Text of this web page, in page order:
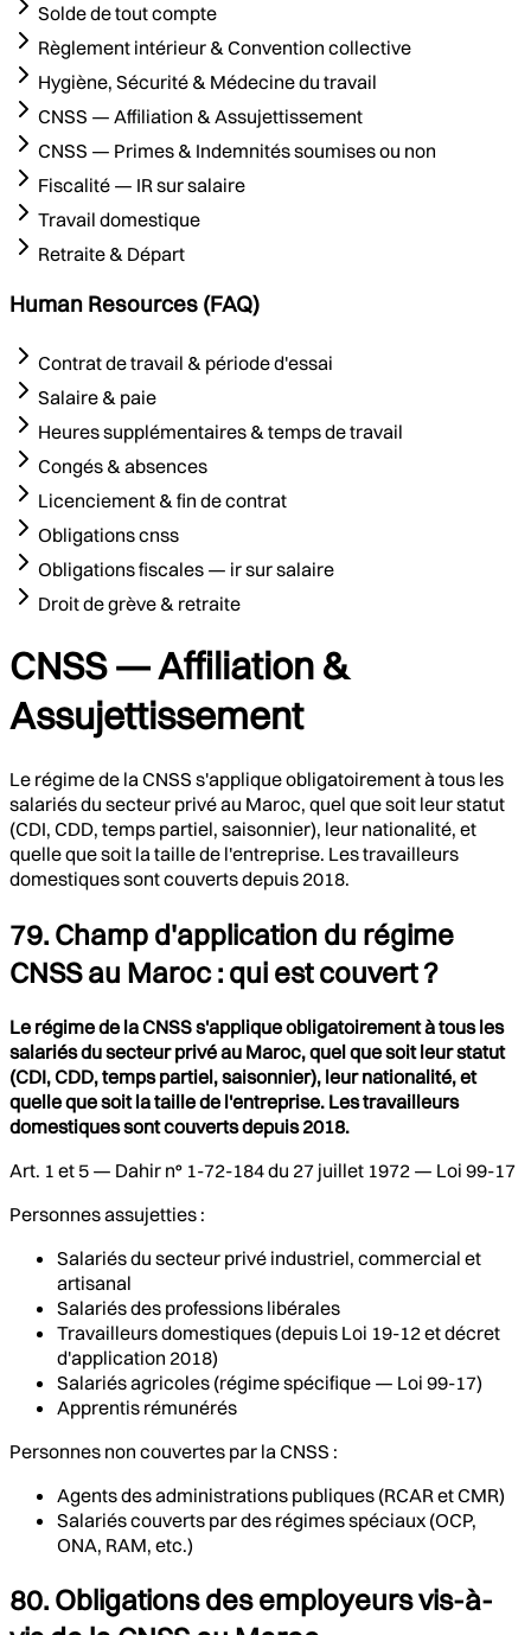
Solde de tout compte
Règlement intérieur & Convention collective
Hygiène, Sécurité & Médecine du travail
CNSS — Affiliation & Assujettissement
CNSS — Primes & Indemnités soumises ou non
Fiscalité — IR sur salaire
Travail domestique
Retraite & Départ
Human Resources (FAQ)
Contrat de travail & période d'essai
Salaire & paie
Heures supplémentaires & temps de travail
Congés & absences
Licenciement & fin de contrat
Obligations cnss
Obligations fiscales — ir sur salaire
Droit de grève & retraite
CNSS — Affiliation &
Assujettissement
Le régime de la CNSS s'applique obligatoirement à tous les
salariés du secteur privé au Maroc, quel que soit leur statut
(CDI, CDD, temps partiel, saisonnier), leur nationalité, et
quelle que soit la taille de l'entreprise. Les travailleurs
domestiques sont couverts depuis 2018.
79. Champ d'application du régime
CNSS au Maroc : qui est couvert ?
Le régime de la CNSS s'applique obligatoirement à tous les
salariés du secteur privé au Maroc, quel que soit leur statut
(CDI, CDD, temps partiel, saisonnier), leur nationalité, et
quelle que soit la taille de l'entreprise. Les travailleurs
domestiques sont couverts depuis 2018.
Art. 1 et 5 — Dahir n° 1-72-184 du 27 juillet 1972 — Loi 99-17
Personnes assujetties :
Salariés du secteur privé industriel, commercial et
artisanal
Salariés des professions libérales
Travailleurs domestiques (depuis Loi 19-12 et décret
d'application 2018)
Salariés agricoles (régime spécifique — Loi 99-17)
Apprentis rémunérés
Personnes non couvertes par la CNSS :
Agents des administrations publiques (RCAR et CMR)
Salariés couverts par des régimes spéciaux (OCP,
ONA, RAM, etc.)
80. Obligations des employeurs vis-à-